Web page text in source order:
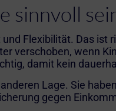
sinnvoll
Flexibilität. Das ist
verschoben, wenn
damit kein
Lage. Sie
gegen